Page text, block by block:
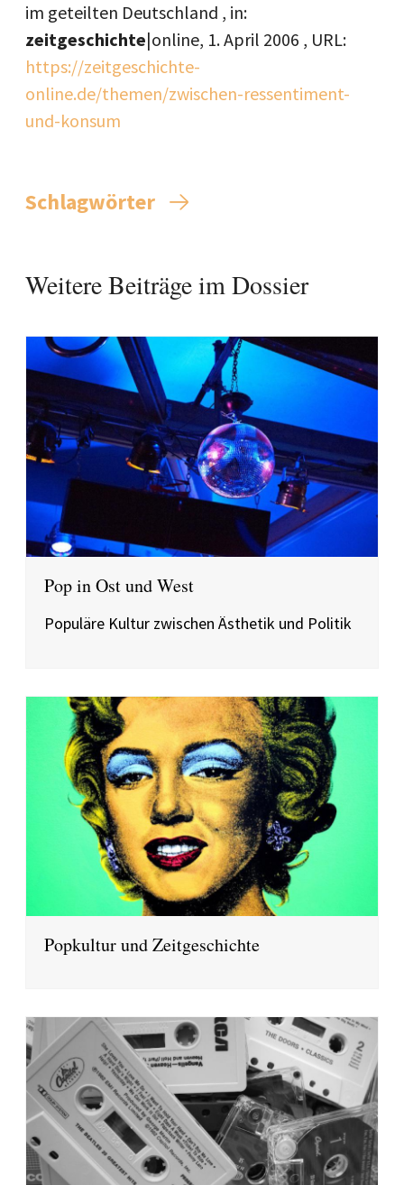
im geteilten Deutschland , in:
zeitgeschichte|online, 1. April 2006 , URL:
https://zeitgeschichte-
online.de/themen/zwischen-ressentiment-
und-konsum
Schlagwörter
Weitere Beiträge im Dossier
Pop in Ost und West
Populäre Kultur zwischen Ästhetik und Politik
Popkultur und Zeitgeschichte